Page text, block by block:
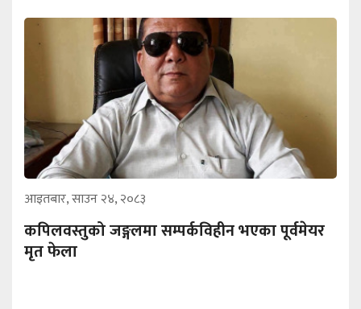
आइतबार, साउन २४, २०८३
कपिलवस्तुको जङ्गलमा सम्पर्कविहीन भएका पूर्वमेयर
मृत फेला